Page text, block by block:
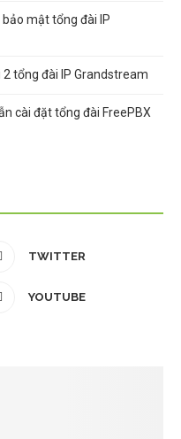
mật tổng đài IP
tổng đài IP Grandstream
cài đặt tổng đài FreePBX
TWITTER
YOUTUBE